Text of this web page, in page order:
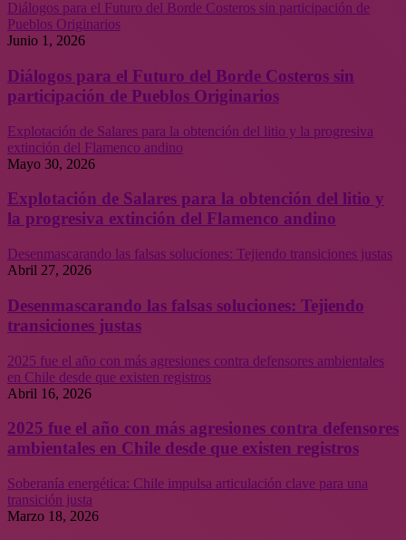
Diálogos para el Futuro del Borde Costeros sin participación de
Pueblos Originarios
Junio 1, 2026
Diálogos para el Futuro del Borde Costeros sin
participación de Pueblos Originarios
Explotación de Salares para la obtención del litio y la progresiva
extinción del Flamenco andino
Mayo 30, 2026
Explotación de Salares para la obtención del litio y
la progresiva extinción del Flamenco andino
Desenmascarando las falsas soluciones: Tejiendo transiciones justas
Abril 27, 2026
Desenmascarando las falsas soluciones: Tejiendo
transiciones justas
2025 fue el año con más agresiones contra defensores ambientales
en Chile desde que existen registros
Abril 16, 2026
2025 fue el año con más agresiones contra defensores
ambientales en Chile desde que existen registros
Soberanía energética: Chile impulsa articulación clave para una
transición justa
Marzo 18, 2026